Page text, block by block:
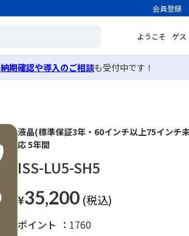
会員登録
ようこそ ゲス
納期確認や導入のご相談も受付中です！
液晶(標準保証3年・60インチ以上75インチ
応 5年間
ISS-LU5-SH5
¥35,200
ポイント
1760